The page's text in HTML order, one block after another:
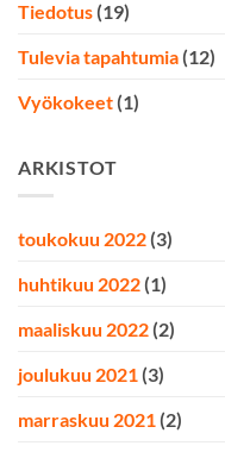
Tiedotus (19)
Tulevia tapahtumia (12)
Vyökokeet (1)
ARKISTOT
toukokuu 2022 (3)
huhtikuu 2022 (1)
maaliskuu 2022 (2)
joulukuu 2021 (3)
marraskuu 2021 (2)